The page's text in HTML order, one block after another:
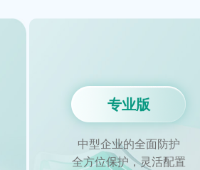
专业版
中型企业的全面防护
全方位保护，灵活配置